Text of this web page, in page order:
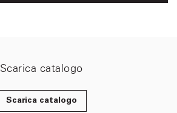
Scarica catalogo
Scarica catalogo